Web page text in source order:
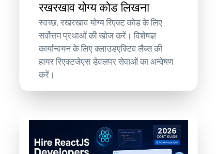
रखरखाव योग्य कोड लिखना
स्वच्छ, रखरखाव योग्य रिएक्ट कोड के लिए
सर्वोत्तम प्रथाओं की खोज करें। विशेषज्ञ
कार्यान्वयन के लिए क्लाउडएक्टिव लैब्स की
हायर रिएक्टजेएस डेवलपर सेवाओं का अन्वेषण
करें।